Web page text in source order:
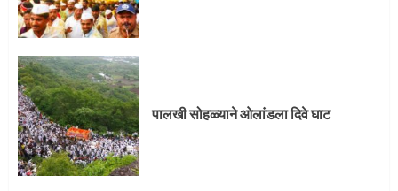
पालखी सोहळ्याने ओलांडला दिवे घाट
4